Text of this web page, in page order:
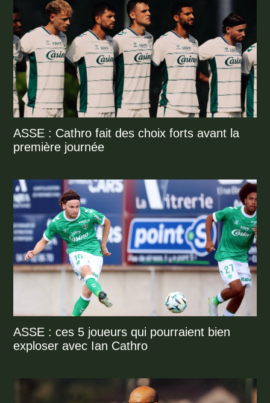
ASSE : Cathro fait des choix forts avant la
première journée
ASSE : ces 5 joueurs qui pourraient bien
exploser avec Ian Cathro